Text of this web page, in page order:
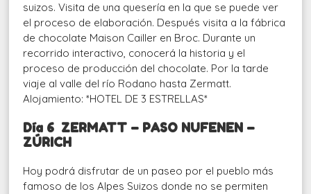
suizos. Visita de una quesería en la que se puede ver
el proceso de elaboración. Después visita a la fábrica
de chocolate Maison Cailler en Broc. Durante un
recorrido interactivo, conocerá la historia y el
proceso de producción del chocolate. Por la tarde
viaje al valle del río Rodano hasta Zermatt.
Alojamiento: *HOTEL DE 3 ESTRELLAS*
Día 6 ZERMATT – PASO NUFENEN –
ZÚRICH
Hoy podrá disfrutar de un paseo por el pueblo más
famoso de los Alpes Suizos donde no se permiten